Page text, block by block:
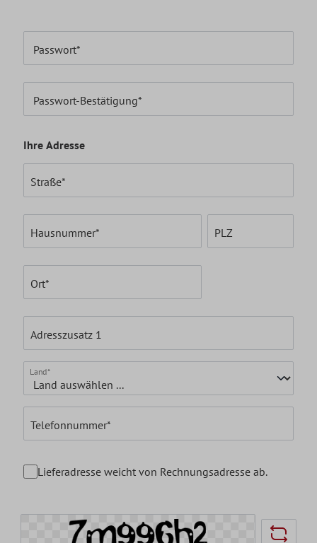
Passwort*
Passwort-Bestätigung*
Ihre Adresse
Straße*
Hausnummer* PLZ
Ort*
Adresszusatz 1
Land*
Telefonnummer*
Lieferadresse weicht von Rechnungsadresse ab.